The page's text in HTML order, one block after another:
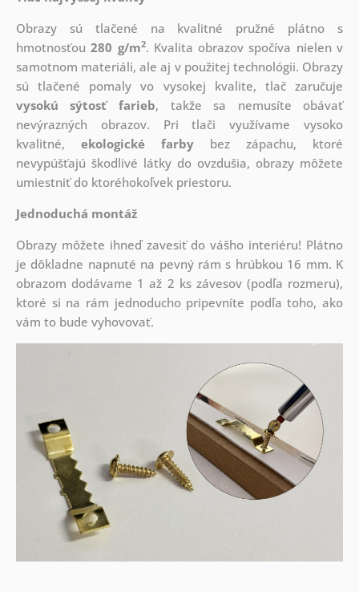
Obrazy sú tlačené na kvalitné pružné plátno s
hmotnosťou280 g/m2. Kvalita obrazov spočíva nielen v
samotnom materiáli, ale aj v použitej technológii. Obrazy
sú tlačené pomaly vo vysokej kvalite, tlač zaručuje
vysokú sýtosť farieb, takže sa nemusíte obávať
nevýrazných obrazov. Pri tlači využívame vysoko
kvalitné, ekologické farby bez zápachu, ktoré
nevypúšťajú škodlivé látky do ovzdušia, obrazy môžete
umiestniť do ktoréhokoľvek priestoru.
Jednoduchá montáž
Obrazy môžete ihneď zavesiť do vášho interiéru! Plátno
je dôkladne napnuté na pevný rám s hrúbkou 16 mm. K
obrazom dodávame 1 až 2 ks závesov (podľa rozmeru),
ktoré si na rám jednoducho pripevníte podľa toho, ako
vám to bude vyhovovať.